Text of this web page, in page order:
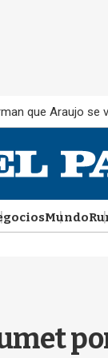
que Araujo se
Mundo